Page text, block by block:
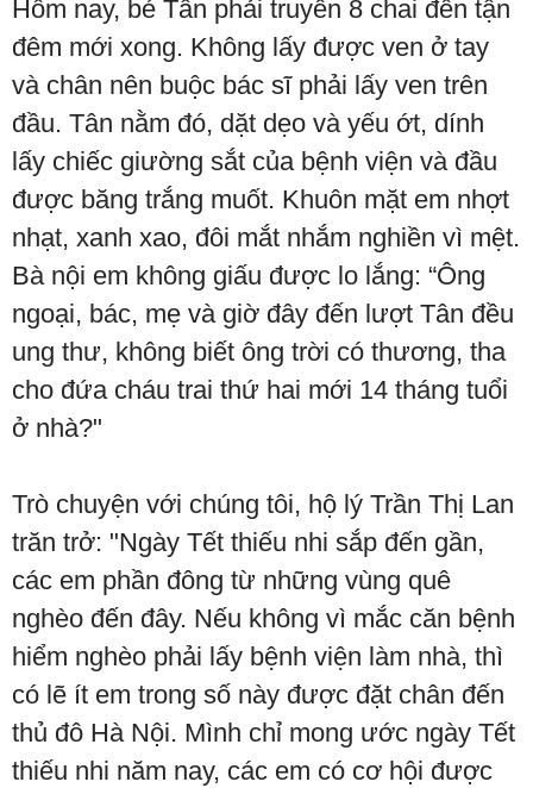
Hôm nay, bé Tân phải truyền 8 chai đến tận
đêm mới xong. Không lấy được ven ở tay
và chân nên buộc bác sĩ phải lấy ven trên
đầu. Tân nằm đó, dặt dẹo và yếu ớt, dính
lấy chiếc giường sắt của bệnh viện và đầu
được băng trắng muốt. Khuôn mặt em nhợt
nhạt, xanh xao, đôi mắt nhắm nghiền vì mệt.
Bà nội em không giấu được lo lắng: “Ông
ngoại, bác, mẹ và giờ đây đến lượt Tân đều
ung thư, không biết ông trời có thương, tha
cho đứa cháu trai thứ hai mới 14 tháng tuổi
ở nhà?"
Trò chuyện với chúng tôi, hộ lý Trần Thị Lan
trăn trở: "Ngày Tết thiếu nhi sắp đến gần,
các em phần đông từ những vùng quê
nghèo đến đây. Nếu không vì mắc căn bệnh
hiểm nghèo phải lấy bệnh viện làm nhà, thì
có lẽ ít em trong số này được đặt chân đến
thủ đô Hà Nội. Mình chỉ mong ước ngày Tết
thiếu nhi năm nay, các em có cơ hội được